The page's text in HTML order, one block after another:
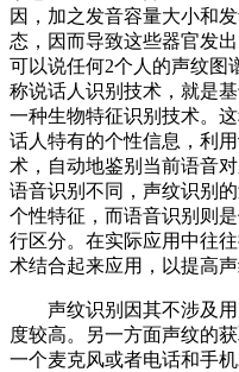
因，加之发音容量大小和
态，因而导致这些器官发
可以说任何2个人的声纹图
称说话人识别技术，就是
一种生物特征识别技术。
话人特有的个性信息，利
术，自动地鉴别当前语音
语音识别不同，声纹识别
个性特征，而语音识别则
行区分。在实际应用中往
术结合起来应用，以提高
声纹识别因其不涉及用
度较高。另一方面声纹的
一个麦克风或者电话和手